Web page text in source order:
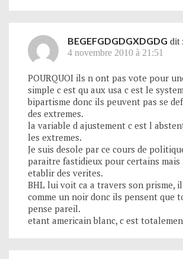
BEGEFGDGDGXDGDG dit :
4 novembre 2010 à 21:51
POURQUOI ils n ont pas vote pour
simple c est qu aux usa c est le
bipartisme donc ils peuvent pas se
des extremes.
la variable d ajustement c est l
les extremes.
Je suis desole par ce cours de
paraitre fastidieux pour certains mais
etablir des verites.
BHL lui voit ca a travers son prisme,
comme un noir donc ils pensent que
pense pareil.
etant americain blanc, c est